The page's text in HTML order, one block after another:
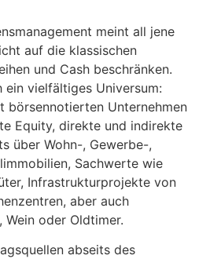
meint all jene
auf die klassischen
und Cash beschränken.
vielfältiges Universum:
börsennotierten Unternehmen
Equity, direkte und indirekte
über Wohn-, Gewerbe-,
Sachwerte wie
Infrastrukturprojekte von
aber auch
Wein oder Oldtimer.
abseits des